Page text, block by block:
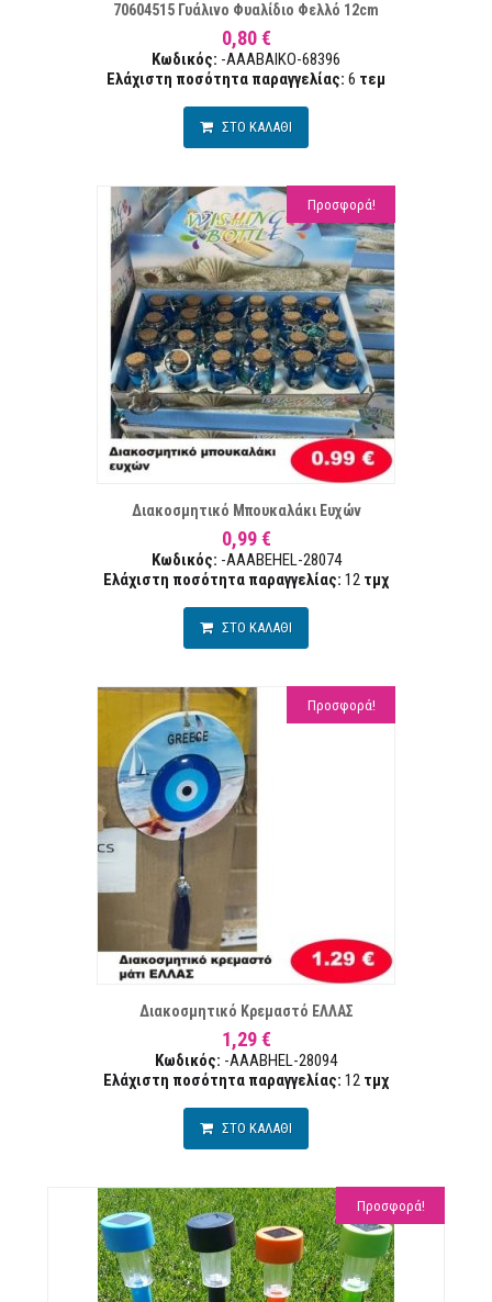
70604515 Γυάλινο Φυαλίδιο Φελλό 12cm
0,80 €
Κωδικός: -AAABAIKO-68396
Ελάχιστη ποσότητα παραγγελίας: 6 τεµ
ΣΤΟ ΚΑΛΑΘΙ
Προσφορά!
Διακοσμητικό Μπουκαλάκι Ευχών
0,99 €
Κωδικός: -AAABEHEL-28074
Ελάχιστη ποσότητα παραγγελίας: 12 τμχ
ΣΤΟ ΚΑΛΑΘΙ
Προσφορά!
Διακοσμητικό Κρεμαστό ΕΛΛΑΣ
1,29 €
Κωδικός: -AAABHEL-28094
Ελάχιστη ποσότητα παραγγελίας: 12 τμχ
ΣΤΟ ΚΑΛΑΘΙ
Προσφορά!